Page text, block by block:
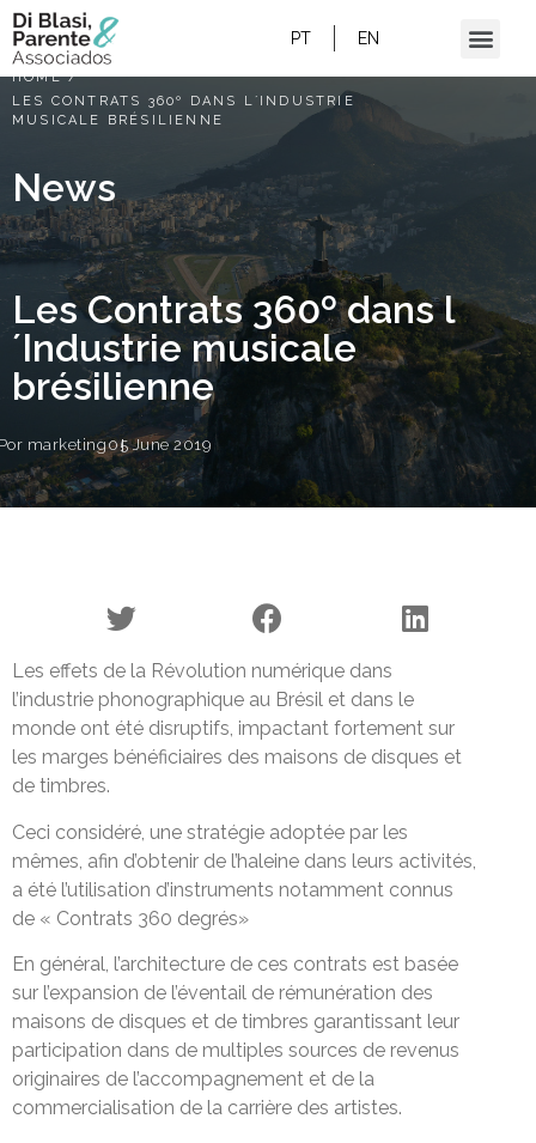
PT EN
HOME/
LES CONTRATS 360º DANS L´INDUSTRIE
MUSICALE BRÉSILIENNE
News
Les Contrats 360º dans l
´Industrie musicale
brésilienne
marketing05 June 2019
Les effets de la Révolution numérique dans
l’industrie phonographique au Brésil et dans le
monde ont été disruptifs, impactant fortement sur
les marges bénéficiaires des maisons de disques et
de timbres.
Ceci considéré, une stratégie adoptée par les
mêmes, afin d’obtenir de l’haleine dans leurs activités,
a été l’utilisation d’instruments notamment connus
de « Contrats 360 degrés»
En général, l’architecture de ces contrats est basée
sur l’expansion de l’éventail de rémunération des
maisons de disques et de timbres garantissant leur
participation dans de multiples sources de revenus
originaires de l’accompagnement et de la
commercialisation de la carrière des artistes.